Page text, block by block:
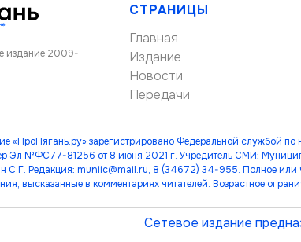
издание 2009-
СТРАНИЦЫ
Главная
Издание
Новости
Передачи
«ПроНягань.ру» зарегистрировано Федеральной службой
Эл №ФС77-81256 от 8 июня 2021 г. Учредитель СМИ:
С.Г. Редакция: muniic@mail.ru, 8 (34672) 34-955. Полное или
высказанные в комментариях читателей. Возрастное
Сетевое издание